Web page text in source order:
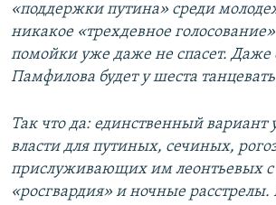
«поддержки путина» среди
никакое «трехдевное
помойки уже даже не спасет. Даже
Памфилова будет у шеста
Так что да: единственный вариант
власти для путиных, сечиных,
прислуживающих им леонтьевых
«росгвардия» и ночные